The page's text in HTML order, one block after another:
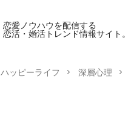
恋愛ノウハウを配信する
恋活・婚活トレンド情報サイト。
ハッピーライフ 深層心理